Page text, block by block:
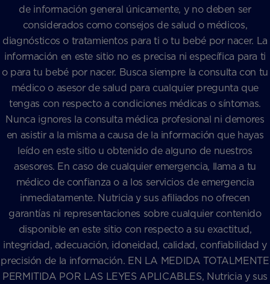
de información general únicamente, y no deben ser
considerados como consejos de salud o médicos,
diagnósticos o tratamientos para ti o tu bebé por nacer. La
información en este sitio no es precisa ni específica para ti
o para tu bebé por nacer. Busca siempre la consulta con tu
médico o asesor de salud para cualquier pregunta que
tengas con respecto a condiciones médicas o síntomas.
Nunca ignores la consulta médica profesional ni demores
en asistir a la misma a causa de la información que hayas
leído en este sitio u obtenido de alguno de nuestros
asesores. En caso de cualquier emergencia, llama a tu
médico de confianza o a los servicios de emergencia
inmediatamente. Nutricia y sus afiliados no ofrecen
garantías ni representaciones sobre cualquier contenido
disponible en este sitio con respecto a su exactitud,
integridad, adecuación, idoneidad, calidad, confiabilidad y
precisión de la información. EN LA MEDIDA TOTALMENTE
PERMITIDA POR LAS LEYES APLICABLES, Nutricia y sus